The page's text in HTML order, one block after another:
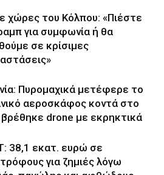
χώρες του Κόλπου: «Πιέστε
για συμφωνία ή θα
σε κρίσιμες
Πυρομαχικά μετέφερε το
αεροσκάφος κοντά στο
βρέθηκε drone με εκρηκτικά
38,1 εκατ. ευρώ σε
για ζημιές λόγω